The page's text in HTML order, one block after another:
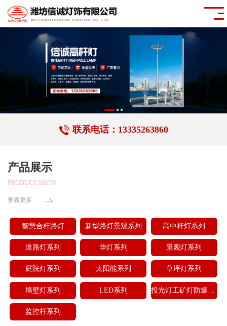
联系电话：13335263860
产品展示
PRODUCT SHOW
查看更多
智慧合杆路灯 新型路灯景观系列 高中杆灯系列
道路灯系列 华灯系列 景观灯系列
庭院灯系列 太阳能系列 草坪灯系列
墙壁灯系列 LED系列
监控杆系列